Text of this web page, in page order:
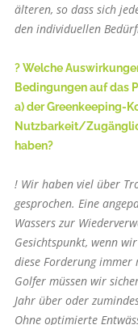
älteren, so dass sich
den individuellen
? Welche
Bedingungen auf das
a) der Greenkeeping-
Nutzbarkeit/
haben?
! Wir haben viel über
gesprochen. Eine
Wassers zur
Gesichtspunkt, wenn
diese Forderung immer
Golfer müssen wir
Jahr über oder
Ohne optimierte